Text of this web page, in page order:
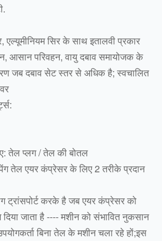
सिर के साथ इतालवी प्रकार
आसान परिवहन, वायु दबाव समायोजक के
जब दबाव सेट स्तर से अधिक है; स्वचालित
तेल प्लग / तेल की बोतल
तेल एयर कंप्रेसर के लिए 2 तरीके प्रदान
ट्रांसपोर्ट करके है जब एयर कंप्रेसर को
जाता है ---- मशीन को संभावित नुकसान
बिना तेल के मशीन चला रहे हों;इस